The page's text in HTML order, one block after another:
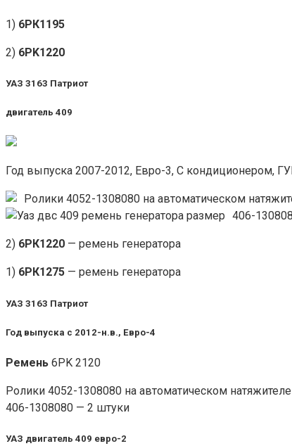
1) 6РК1195
2) 6PK1220
УАЗ 3163 Патриот
двигатель 409
Год выпуска 2007-2012, Евро-3, С кондиционером,
Ролики 4052-1308080 на автоматическом
406-
2) 6РК1220 — ремень генератора
1) 6РК1275 — ремень генератора
УАЗ 3163 Патриот
Год выпуска с 2012-н.в., Евро-4
Ремень 6PK 2120
Ролики 4052-1308080 на автоматическом
406-1308080 — 2 штуки
УАЗ двигатель 409 евро-2